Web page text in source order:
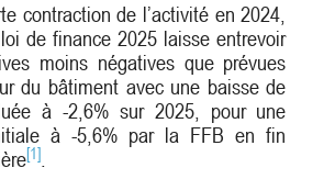
contraction de l’activité en 2024,
de finance 2025 laisse entrevoir
moins négatives que prévues
du bâtiment avec une baisse de
à -2,6% sur 2025, pour une
à -5,6% par la FFB en fin
[1].